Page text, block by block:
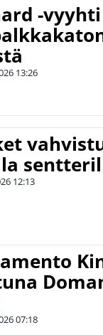
-vyyhti
13:26
12:13
07:18